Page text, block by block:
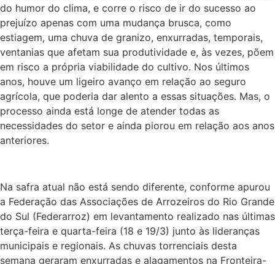
do humor do clima, e corre o risco de ir do sucesso ao
prejuízo apenas com uma mudança brusca, como
estiagem, uma chuva de granizo, enxurradas, temporais,
ventanias que afetam sua produtividade e, às vezes, põem
em risco a própria viabilidade do cultivo. Nos últimos
anos, houve um ligeiro avanço em relação ao seguro
agrícola, que poderia dar alento a essas situações. Mas, o
processo ainda está longe de atender todas as
necessidades do setor e ainda piorou em relação aos anos
anteriores.
Na safra atual não está sendo diferente, conforme apurou
a Federação das Associações de Arrozeiros do Rio Grande
do Sul (Federarroz) em levantamento realizado nas últimas
terça-feira e quarta-feira (18 e 19/3) junto às lideranças
municipais e regionais. As chuvas torrenciais desta
semana geraram enxurradas e alagamentos na Fronteira-